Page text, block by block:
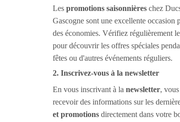
Les promotions saisonnières chez
Gascogne sont une excellente occasion
des économies. Vérifiez régulièrement
pour découvrir les offres spéciales
fêtes ou d'autres événements réguliers.
2. Inscrivez-vous à la newsletter
En vous inscrivant à la newsletter,
recevoir des informations sur les
et promotions directement dans votre